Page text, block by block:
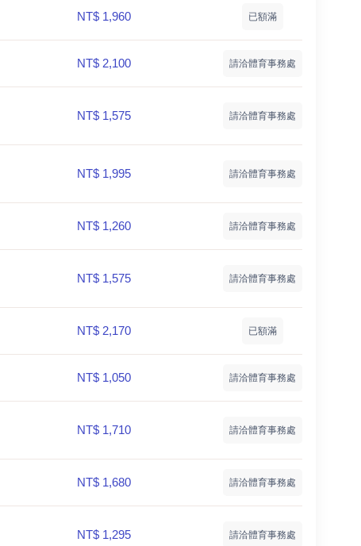
NT$ 1,960 已額滿
NT$ 2,100 請洽體育事務處
NT$ 1,575 請洽體育事務處
NT$ 1,995 請洽體育事務處
NT$ 1,260 請洽體育事務處
NT$ 1,575 請洽體育事務處
NT$ 2,170 已額滿
NT$ 1,050 請洽體育事務處
NT$ 1,710 請洽體育事務處
NT$ 1,680 請洽體育事務處
NT$ 1,295 請洽體育事務處